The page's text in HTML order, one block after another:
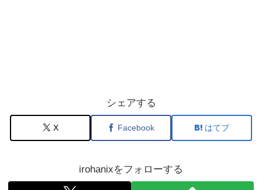
シェアする
X Facebook はてブ
irohanixをフォローする